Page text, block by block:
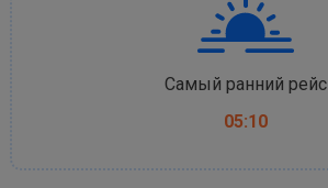
Самый ранний рейс
05:10